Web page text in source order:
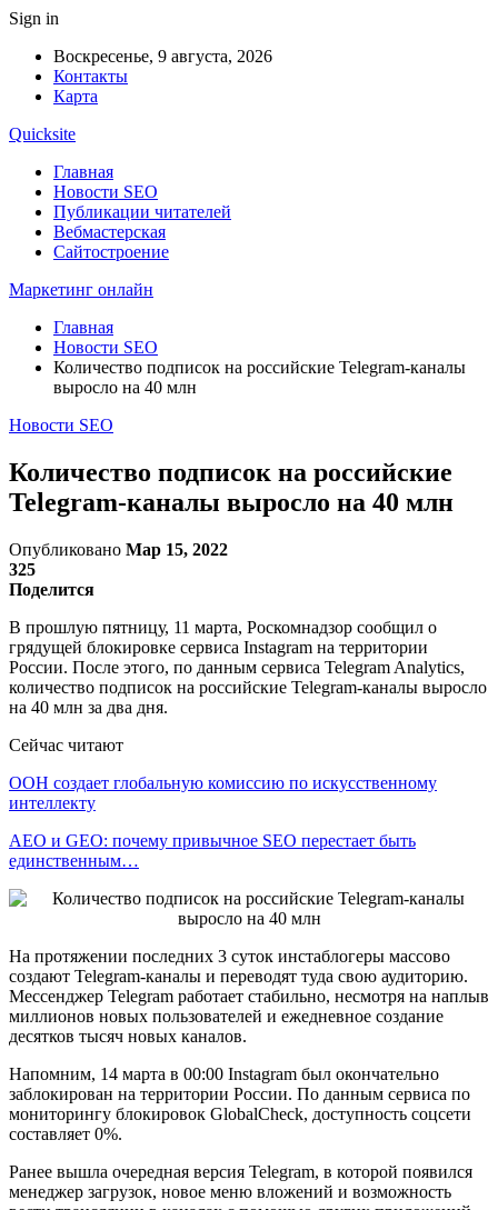
Sign in
Воскресенье, 9 августа, 2026
Контакты
Карта
Quicksite
Главная
Новости SEO
Публикации читателей
Вебмастерская
Сайтостроение
Маркетинг онлайн
Главная
Новости SEO
Количество подписок на российские Telegram-каналы
выросло на 40 млн
Новости SEO
Количество подписок на российские
Telegram-каналы выросло на 40 млн
Опубликовано Мар 15, 2022
325
Поделится
В прошлую пятницу, 11 марта, Роскомнадзор сообщил о
грядущей блокировке сервиса Instagram на территории
России. После этого, по данным сервиса Telegram Analytics,
количество подписок на российские Telegram-каналы выросло
на 40 млн за два дня.
Сейчас читают
ООН создает глобальную комиссию по искусственному
интеллекту
AEO и GEO: почему привычное SEO перестает быть
единственным…
На протяжении последних 3 суток инстаблогеры массово
создают Telegram-каналы и переводят туда свою аудиторию.
Мессенджер Telegram работает стабильно, несмотря на наплыв
миллионов новых пользователей и ежедневное создание
десятков тысяч новых каналов.
Напомним, 14 марта в 00:00 Instagram был окончательно
заблокирован на территории России. По данным сервиса по
мониторингу блокировок GlobalCheck, доступность соцсети
составляет 0%.
Ранее вышла очередная версия Telegram, в которой появился
менеджер загрузок, новое меню вложений и возможность